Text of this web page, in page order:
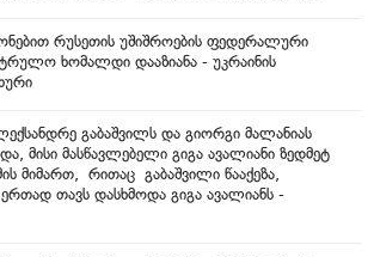
რუსეთის უშიშროების ფედერალური
ხომალდი დააზიანა - უკრაინის
გაბაშვილს და გიორგი მალანიას
მისი მასწავლებელი გიგა ავალიანი ზედმეტ
მიმართ, რითაც გაბაშვილი წააქეზა,
თავს დასხმოდა გიგა ავალიანს -